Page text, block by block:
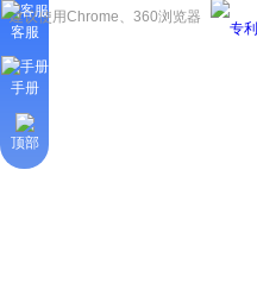
建议使用Chrome、360浏览器
客服
手册
顶部